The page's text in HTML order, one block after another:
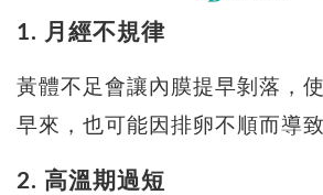
1. 月經不規律
黃體不足會讓內膜提早剝落，
早來，也可能因排卵不順而導
2. 高溫期過短